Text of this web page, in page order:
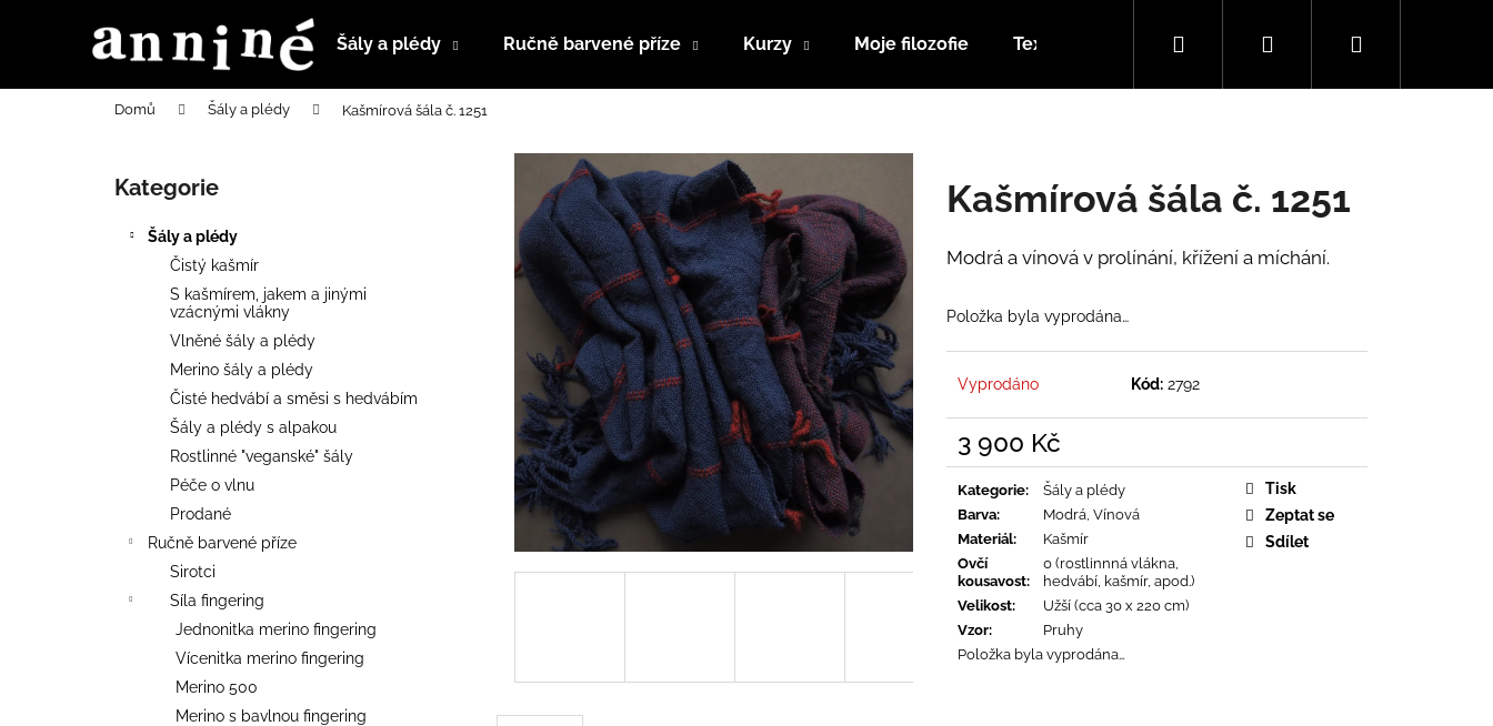
Šály a plédy Ručně barvené příze Kurzy Moje filozofie Textilní garáž (návody) Kamenné prodejny
Hledat PřihlášeníNákupní
Domů Šály a plédy Kašmírová šála č. 1251
Přeskočit
kategorie
Kategorie
Šály a plédy
Čistý kašmír
S kašmírem, jakem a jinými
vzácnými vlákny
Vlněné šály a plédy
Merino šály a plédy
Čisté hedvábí a směsi s hedvábím
Šály a plédy s alpakou
Rostlinné "veganské" šály
Péče o vlnu
Prodané
Ručně barvené příze
Sirotci
Síla fingering
Jednonitka merino fingering
Vícenitka merino fingering
Merino 500
Merino s bavlnou fingering
Kašmírová šála č. 1251
Modrá a vínová v prolínání, křížení a míchání.
Položka byla vyprodána…
Vyprodáno Kód: 2792
3 900 Kč
Měrná
cena:
Kategorie:
Šály a plédy
Barva:
Modrá, Vínová
Materiál:
Kašmír
Ovčí
kousavost:
0 (rostlinnná vlákna,
hedvábí, kašmír, apod.)
Velikost:
Užší (cca 30 x 220 cm)
Vzor:
Pruhy
Položka byla vyprodána…
Tisk
Zeptat se
Sdílet
í
Zpět
do
Zpět
do
HLEDAT
Doporučujeme